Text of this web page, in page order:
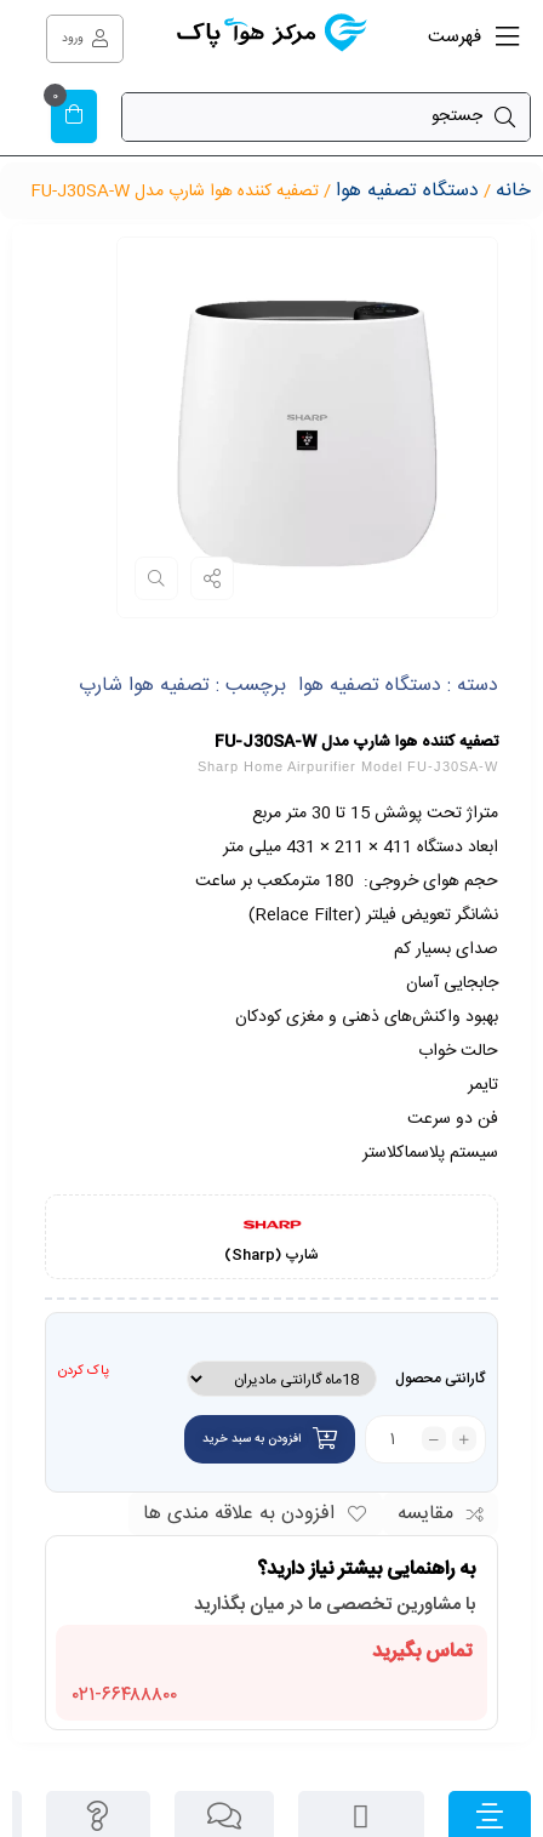
فهرست ورود
0
خانه / دستگاه تصفیه هوا / تصفیه کننده هوا شارپ مدل FU-J30SA-W
دسته : دستگاه تصفیه هوا برچسب :تصفیه هوا شارپ
تصفیه کننده هوا شارپ مدل FU-J30SA-W
Sharp Home Airpurifier Model FU-J30SA-W
متراژ تحت پوشش 15 تا 30 متر مربع
ابعاد دستگاه 411 × 211 × 431 میلی متر
حجم هوای خروجی: 180 مترمکعب بر ساعت
نشانگر تعویض فیلتر (Relace Filter)
صدای بسیار کم
جابجایی آسان
بهبود واکنش‌های ذهنی و مغزی کودکان
حالت خواب
تایمر
فن دو سرعت
سیستم پلاسماکلاستر
شارپ (Sharp)
گارانتی محصول پاک کردن
افزودن به سبد خرید
مقایسه افزودن به علاقه مندی ها
به راهنمایی بیشتر نیاز دارید؟
با مشاورین تخصصی ما در میان بگذارید
تماس بگیرید
۰۲۱-۶۶۴۸۸۸۰۰